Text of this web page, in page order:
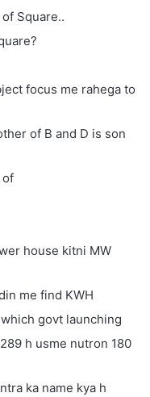
Square..
focus me rahega to
of B and D is son
of
house kitni MW
me find KWH
govt launching
h usme nutron 180
ka name kya h